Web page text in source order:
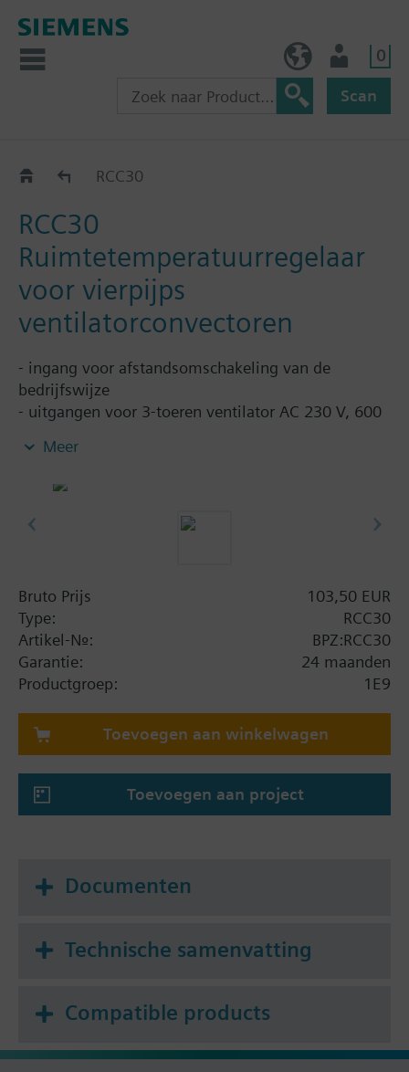
0
Scan
RCC.. RCC30
RCC30
Ruimtetemperatuurregelaar
voor vierpijps
ventilatorconvectoren
- ingang voor afstandsomschakeling van de
bedrijfswijze
- uitgangen voor 3-toeren ventilator AC 230 V, 600
- besturingsuitgangen AC 230 V, 300 VA
- instelbare dode zone (2K of 5K)
Aanvullende informatie
Voor change over- en extra opnemers zie: opnemers
voor RCC../RCU../RDF../RDX..
Meer
Bruto Prijs
103,50 EUR
Type:
RCC30
Artikel-Nr.:
BPZ:RCC30
Garantie:
24 maanden
Productgroep:
1E9
Toevoegen aan winkelwagen
Toevoegen aan project
Documenten
Technische samenvatting
Compatible products